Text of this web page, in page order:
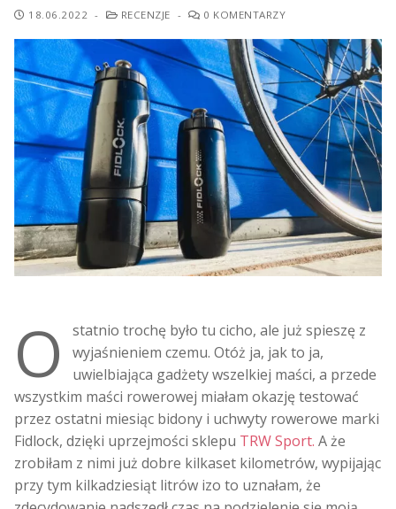
18.06.2022 - RECENZJE - 0 KOMENTARZY
O
statnio trochę było tu cicho, ale już spieszę z
wyjaśnieniem czemu. Otóż ja, jak to ja,
uwielbiająca gadżety wszelkiej maści, a przede
wszystkim maści rowerowej miałam okazję testować
przez ostatni miesiąc bidony i uchwyty rowerowe marki
Fidlock, dzięki uprzejmości sklepu TRW Sport. A że
zrobiłam z nimi już dobre kilkaset kilometrów, wypijając
przy tym kilkadziesiąt litrów izo to uznałam, że